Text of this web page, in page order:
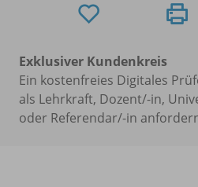
Exklusiver Kundenkreis
Ein kostenfreies Digitales
als Lehrkraft, Dozent/-in,
oder Referendar/-in